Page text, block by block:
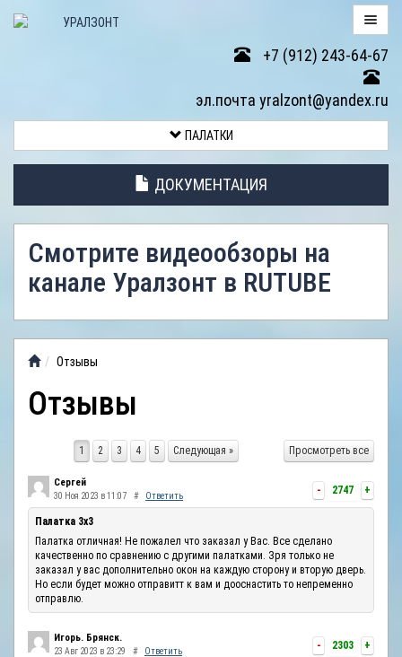
+7 (912) 243-64-67
эл.почта yralzont@yandex.ru
ТОВАРА
ПАЛАТОК
АНТИДОЖДЕВЫЕ
ТЕНТЫ
ВИДЕООБЗОР
ОТЗЫВЫ
ПАЛАТКИ
ДОКУМЕНТАЦИЯ
Смотрите видеообзоры на
канале Уралзонт в RUTUBE
Отзывы
Отзывы
Просмотреть все
1 2 3 4 5 Следующая »
- 2747 +
Сергей
30 Ноя 2023 в 11:07 # Ответить
Палатка 3х3
Палатка отличная! Не пожалел что заказал у Вас. Все сделано
качественно по сравнению с другими палатками. Зря только не
заказал у вас дополнительно окон на каждую сторону и вторую дверь.
Но если будет можно отправитт к вам и дооснастить то непременно
отправлю.
- 2303 +
Игорь. Брянск.
23 Авг 2023 в 23:29 # Ответить